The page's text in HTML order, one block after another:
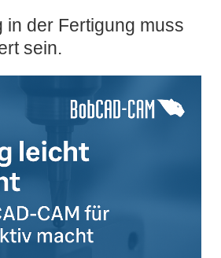
in der Fertigung muss
sein.